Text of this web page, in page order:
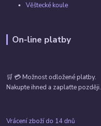
Věštecké koule
On-line platby
🛒 💳 Možnost odložené platby.
Nakupte ihned a zaplaťte později.
Vrácení zboží do 14 dnů